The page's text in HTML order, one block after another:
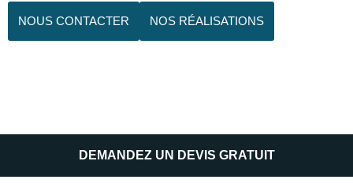
NOUS CONTACTER NOS RÉALISATIONS
DEMANDEZ UN DEVIS GRATUIT